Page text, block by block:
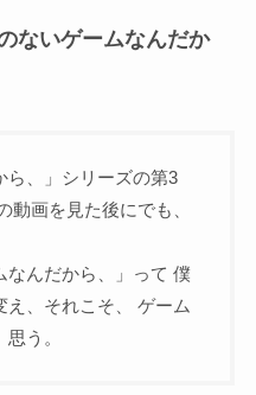
ないゲームなんだか
ら、」シリーズの第3
動画を見た後にでも、
なんだから、」って 僕
え、それこそ、 ゲーム
う。